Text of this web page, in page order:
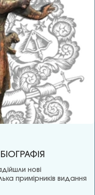
нові
примірників видання